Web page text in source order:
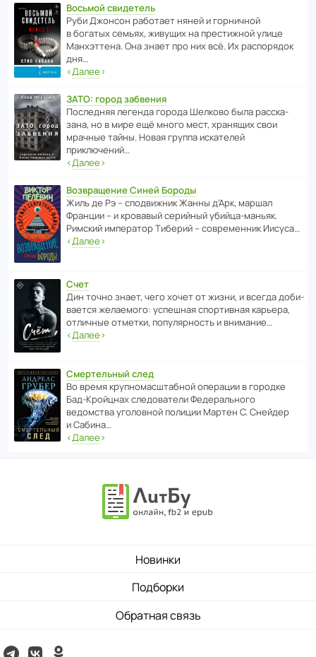
Восьмой свидетель
Руби Джонсон рабо­тает няней и горни­чной
в богатых семьях, живущих на прес­ти­жной улице
Манх­эт­тена. Она знает про них всё. Их распо­рядок
дня…
‹Далее›
ЗАТО: город забвения
После­дняя легенда города Шелково была расска­
зана, но в мире ещё много мест, хранящих свои
мрачные тайны. Новая группа иска­телей
приключений…
‹Далее›
Возвращение Синей Бороды
Жиль де Рэ – спод­ви­жник Жанны д’Арк, маршал
Франции – и кровавый серийный убийца-маньяк.
Римский импе­ратор Тиберий – совре­менник Иисуса…
‹Далее›
Счет
Дин точно знает, чего хочет от жизни, и всегда доби­
ва­ется жела­е­мого: успе­шная спор­ти­вная карьера,
отли­чные отметки, попу­ля­р­ность и внимание…
‹Далее›
Смертельный след
Во время круп­но­мас­ш­та­бной операции в городке
Бад‑Крой­цнах следо­ва­тели Феде­раль­ного
ведомства уголо­вной полиции Мартен С. Снейдер
и Сабина…
‹Далее›
Новинки
Подборки
Обратная связь